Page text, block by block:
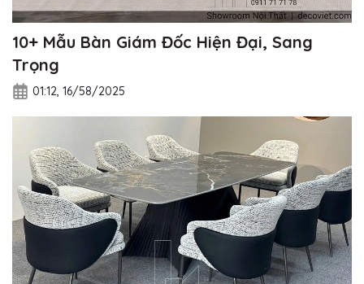
10+ Mẫu Bàn Giám Đốc Hiện Đại, Sang
Trọng
01:12, 16/58/2025